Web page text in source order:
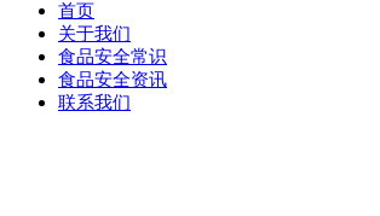
首页
关于我们
食品安全常识
食品安全资讯
联系我们